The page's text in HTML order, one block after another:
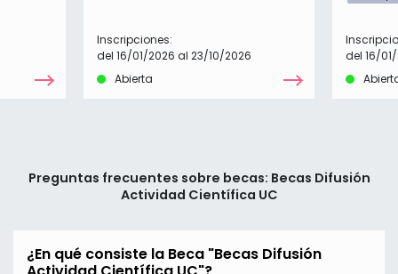
Inscripciones:
del 16/01/2026 al 23/10/2026
Abierta
del 16/
Preguntas frecuentes sobre becas: Becas Difusión
Actividad Científica UC
¿En qué consiste la Beca "Becas Difusión